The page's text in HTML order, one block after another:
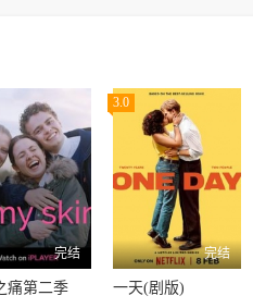
完结
痛第二季
3.0
完结
一天(剧版)